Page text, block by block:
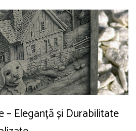
– Eleganță și Durabilitate